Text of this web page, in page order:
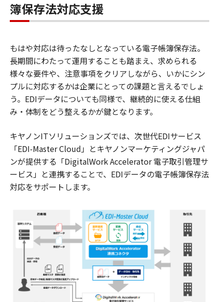
簿保存法対応支援
もはや対応は待ったなしとなっている電子帳簿保存法。
長期間にわたって運用することも踏まえ、求められる
様々な要件や、注意事項をクリアしながら、いかにシン
プルに対応するかは企業にとっての課題と言えるでしょ
う。EDIデータについても同様で、継続的に使える仕組
み・体制をどう整えるかが鍵となります。
キヤノンITソリューションズでは、次世代EDIサービス
「EDI-Master Cloud」とキヤノンマーケティングジャパ
ンが提供する「DigitalWork Accelerator 電子取引管理サ
ービス」と連携することで、EDIデータの電子帳簿保存法
対応をサポートします。